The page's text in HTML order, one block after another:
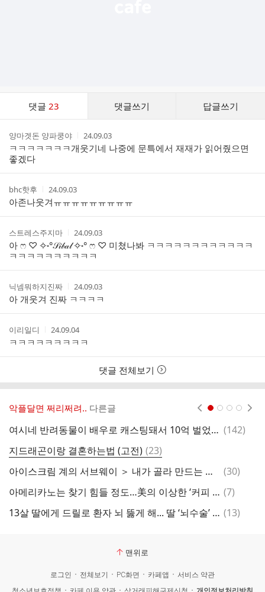
댓글23 댓글쓰기 답글쓰기
트
작
성
자
양마겟돈 양파쿵야
작
성
시
24.09.03
ㅋㅋㅋㅋㅋㅋㅋ개웃기네 나중에 문특에서 재재가 읽어줬으면
좋겠다
작
성
자
bhc핫후
작
성
시
간
24.09.03
아존나웃겨ㅠㅠㅠㅠㅠㅠㅠㅠㅠ
작
성
자
스트레스주지마
작
성
시
간
24.09.03
아 ෆ ♡ ✧˖°𝒮𝒾𝒷𝒶𝓁 ✧˖° ෆ ♡ 미쳤나봐 ㅋㅋㅋㅋㅋㅋㅋㅋㅋㅋㅋㅋ
ㅋㅋㅋㅋㅋㅋㅋㅋㅋㅋ
작
성
자
닉넴뭐하지진짜
작
성
시
간
24.09.03
아 개웃겨 진짜 ㅋㅋㅋㅋ
작
성
자
이리일디
작
성
시
간
24.09.04
ㅋㅋㅋㅋㅋㅋㅋㅋㅋ
댓글 전체보기
악플달면 쩌리쩌려.. 다른글
여시네 반려동물이 배우로 캐스팅돼서 10억 벌었는데 그 돈 다 자기가 쓴다고 하면 어떻게 할건지 달글 댓
(142)
지드래곤이랑 결혼하는법 (고전) 댓
글
(23)
아이스크림 계의 서브웨이 ＞ 내가 골라 만드는 존맛 아이스크림
댓
(30)
아메리카노는 찾기 힘들 정도…美의 이상한 ‘커피 전쟁’ 댓
(7)
13살 딸에게 드릴로 환자 뇌 뚫게 해... 딸 ‘뇌수술’ 참여시킨 신경과 의사 댓
(13)
맨위로
로그인 전체보기 PC화면 카페앱
서비스 약관